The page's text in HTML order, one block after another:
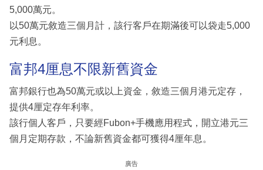
5,000萬元。
以50萬元敘造三個月計，該行客戶在期滿後可以袋走5,000
元利息。
富邦4厘息不限新舊資金
富邦銀行也為50萬元或以上資金，敘造三個月港元定存，
提供4厘定存年利率。
該行個人客戶，只要經Fubon+手機應用程式，開立港元三
個月定期存款，不論新舊資金都可獲得4厘年息。
廣告